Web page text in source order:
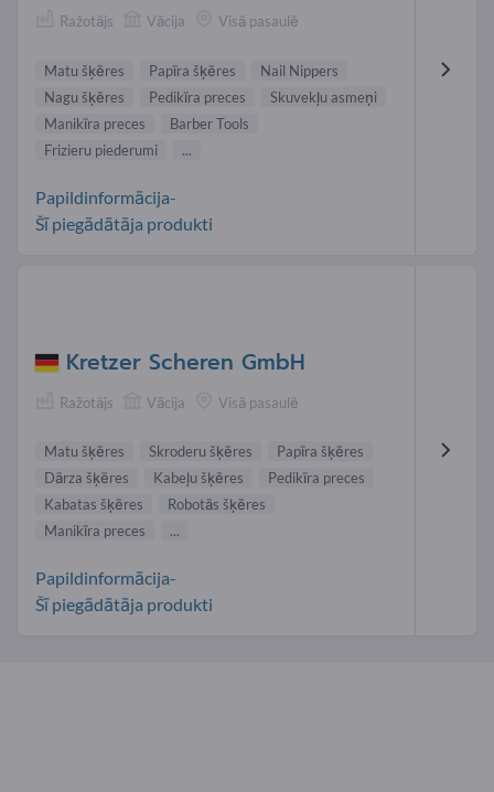
Ražotājs Vācija Visā pasaulē
Matu šķēres Papīra šķēres
Nail Nippers
Nagu šķēres
Pedikīra preces
Skuvekļu asmeņi
Manikīra preces
Barber Tools
Frizieru piederumi
...
Papildinformācija-
Šī piegādātāja produkti
Kretzer Scheren GmbH
Ražotājs Vācija Visā pasaulē
Matu šķēres Skroderu šķēres
Papīra šķēres
Dārza šķēres
Kabeļu šķēres
Pedikīra preces
Kabatas šķēres
Robotās šķēres
Manikīra preces
...
Papildinformācija-
Šī piegādātāja produkti